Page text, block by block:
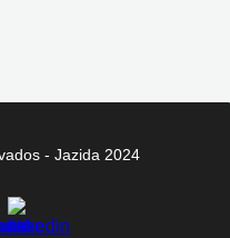
- Jazida 2024